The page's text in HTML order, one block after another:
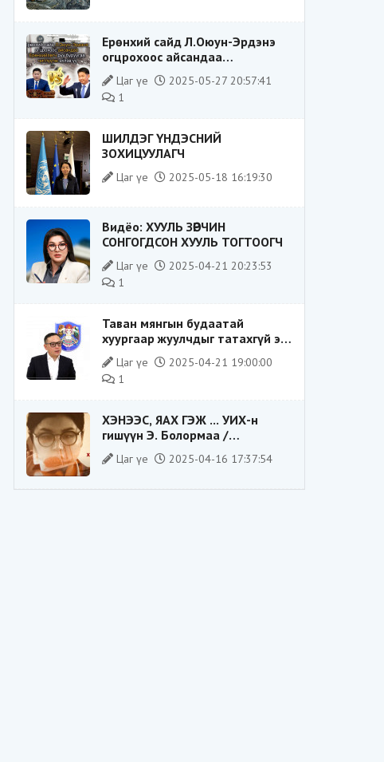
Ерөнхий сайд Л.Оюун-Эрдэнэ
огцрохоос айсандаа
Ерөнхийлөгч рүү буруугаа
чиглүүлж эхлэв үү
Цаг үе
2025-05-27 20:57:41
1
ШИЛДЭГ ҮНДЭСНИЙ
ЗОХИЦУУЛАГЧ
Цаг үе 2025-05-18 16:19:30
Видёо: ХУУЛЬ ЗӨРЧИН
СОНГОГДСОН ХУУЛЬ ТОГТООГЧ
Цаг үе
2025-04-21 20:23:53
1
Таван мянгын будаатай
хуургаар жуулчдыг татахгүй ээ,
Д.Батсүх ээ
Цаг үе
2025-04-21 19:00:00
1
ХЭНЭЭС, ЯАХ ГЭЖ ... УИХ-н
гишүүн Э. Болормаа /
сонгуулийн ажилдаа гадаадын
компаниас хандив авсан уу/
Цаг үе 2025-04-16 17:37:54